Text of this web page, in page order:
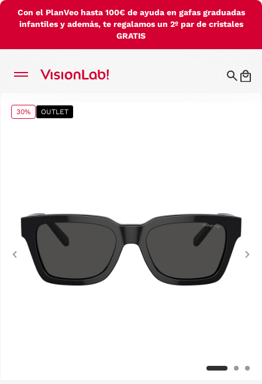
Con el PlanVeo hasta 100€ de ayuda en gafas graduadas
infantiles y además, te regalamos un 2º par de cristales
GRATIS
30% OUTLET
Previous